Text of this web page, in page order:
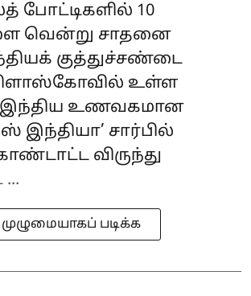
போட்டிகளில் 10
வென்று சாதனை
குத்துச்சண்டை
உள்ள
இந்திய உணவகமான
இந்தியா’ சார்பில்
விருந்து
முழுமையாகப் படிக்க